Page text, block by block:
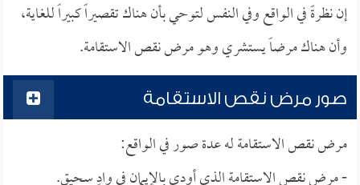
إن نظرةً في الواقع وفي النفس لتوحي بأن هناك تقصيراً كبيراً للغاية،
وأن هناك مرضاً يستشري وهو مرض نقص الاستقامة.
صور مرض نقص الاستقامة
مرض نقص الاستقامة له عدة صور في الواقع: